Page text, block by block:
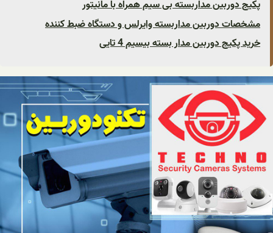
پکیج دوربین مداربسته بی سیم همراه با مانیتور
مشخصات دوربین مداربسته وایرلس و دستگاه ضبط کننده
خرید پکیج دوربین مدار بسته بیسیم 4 تایی